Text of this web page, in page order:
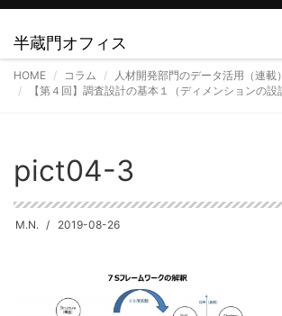
半蔵門オフィス
HOME コラム
人材開発部門のデータ活用（連載
【第４回】調査設計の基本１（ディメンションの設
pict04-3
M.N. 2019-08-26